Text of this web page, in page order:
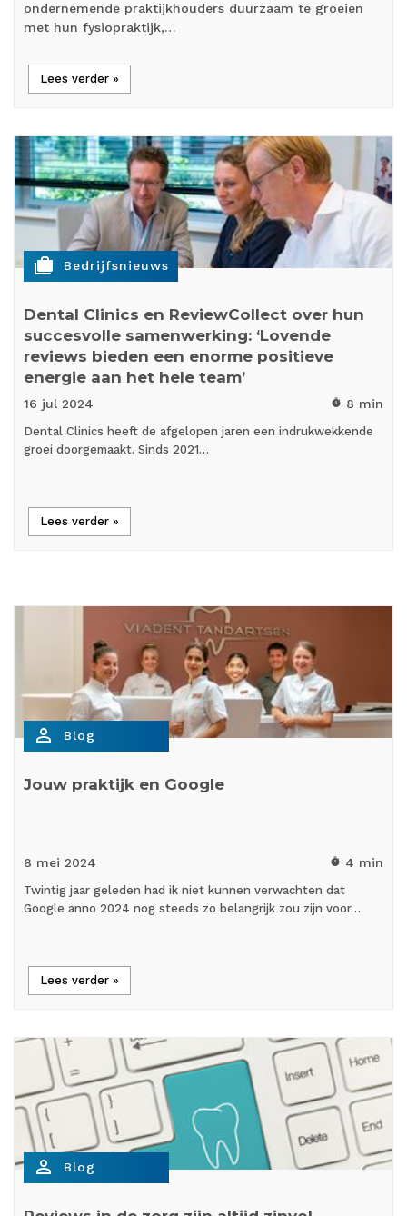
ondernemende praktijkhouders duurzaam te groeien
met hun fysiopraktijk,…
Lees verder »
cases Bedrijfsnieuws
Dental Clinics en ReviewCollect over hun
succesvolle samenwerking: ‘Lovende
reviews bieden een enorme positieve
energie aan het hele team’
16 jul 2024 timer 8 min
Dental Clinics heeft de afgelopen jaren een indrukwekkende
groei doorgemaakt. Sinds 2021…
Lees verder »
person_outline Blog
Jouw praktijk en Google
8 mei 2024 timer 4 min
Twintig jaar geleden had ik niet kunnen verwachten dat
Google anno 2024 nog steeds zo belangrijk zou zijn voor…
Lees verder »
person_outline Blog